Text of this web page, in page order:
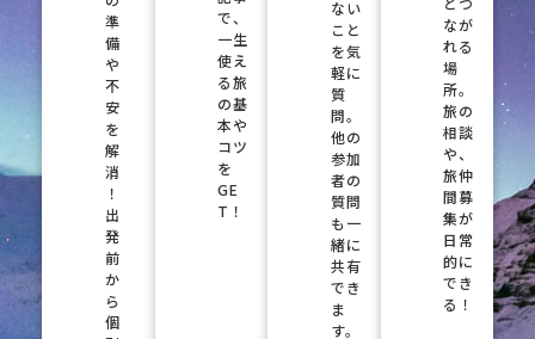
準
備
や
不
安
を
解
消
！
出
発
前
か
ら
個
で、
一生
使え
る旅
の基
本や
コツ
を
GE
T！
ない
こと
を気
軽に
質
問。
他の
参加
者の
質問
も一
緒に
共有
でき
ま
す。
なが
れる
場
所。
旅の
相談
や、
旅仲
間募
集が
日常
的に
でき
る！